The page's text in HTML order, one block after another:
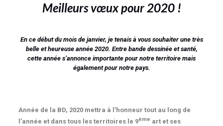
Meilleurs vœux pour 2020 !
En ce début du mois de janvier, je tenais à vous souhaiter une très
belle et heureuse année 2020. Entre bande dessinée et santé,
cette année s’annonce importante pour notre territoire mais
également pour notre pays.
Année de la BD, 2020 mettra à l’honneur tout au long de
l’année et dans tous les territoires le 9ème art et ses